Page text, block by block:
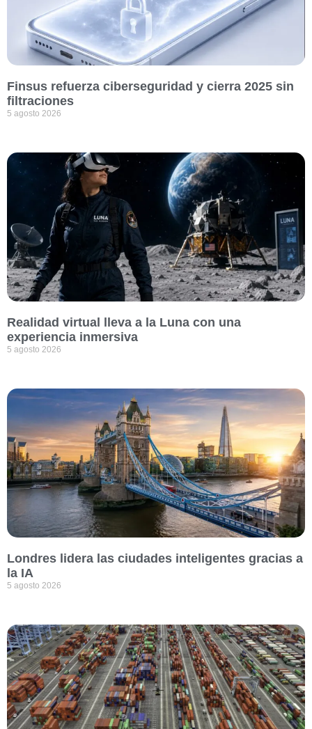
Finsus refuerza ciberseguridad y cierra 2025 sin
filtraciones
5 agosto 2026
Realidad virtual lleva a la Luna con una
experiencia inmersiva
5 agosto 2026
Londres lidera las ciudades inteligentes gracias a
la IA
5 agosto 2026